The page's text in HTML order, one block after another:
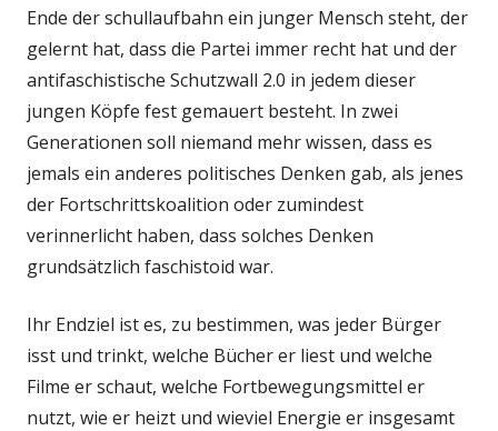
Ende der schullaufbahn ein junger Mensch steht, der
gelernt hat, dass die Partei immer recht hat und der
antifaschistische Schutzwall 2.0 in jedem dieser
jungen Köpfe fest gemauert besteht. In zwei
Generationen soll niemand mehr wissen, dass es
jemals ein anderes politisches Denken gab, als jenes
der Fortschrittskoalition oder zumindest
verinnerlicht haben, dass solches Denken
grundsätzlich faschistoid war.
Ihr Endziel ist es, zu bestimmen, was jeder Bürger
isst und trinkt, welche Bücher er liest und welche
Filme er schaut, welche Fortbewegungsmittel er
nutzt, wie er heizt und wieviel Energie er insgesamt